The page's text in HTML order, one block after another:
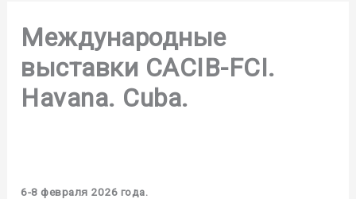
Международные
выставки CACIB-FCI.
Havana. Cuba.
6-8 февраля 2026 года.